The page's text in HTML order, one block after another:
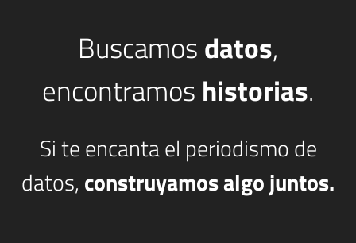
Buscamosdatos,
encontramos historias.
Si te encanta el periodismo de
datos, construyamos algo juntos.